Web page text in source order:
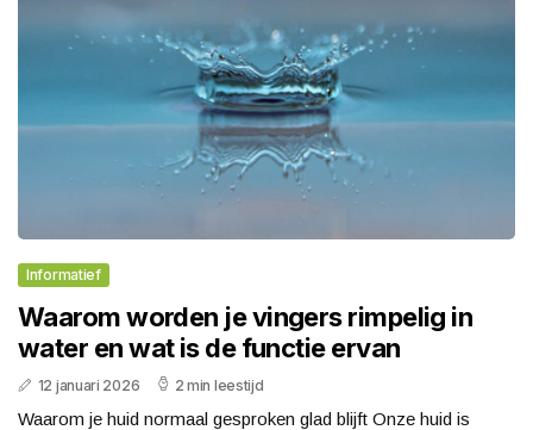
Informatief
Waarom worden je vingers rimpelig in
water en wat is de functie ervan
12 januari 2026 2 min leestijd
Waarom je huid normaal gesproken glad blijft Onze huid is